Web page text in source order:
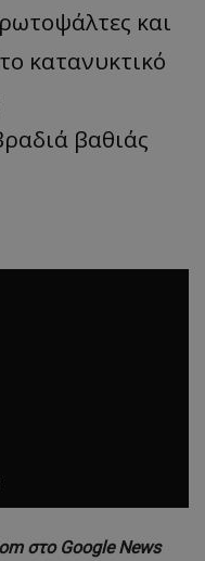
και
κατανυκτικό
βαθιάς
στο Google News